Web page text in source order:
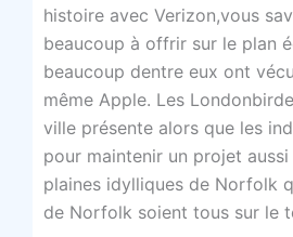
histoire avec Verizon,vous
beaucoup à offrir sur le plan
beaucoup dentre eux ont
même Apple. Les
ville présente alors que les
pour maintenir un projet
plaines idylliques de Norfolk
de Norfolk soient tous sur le